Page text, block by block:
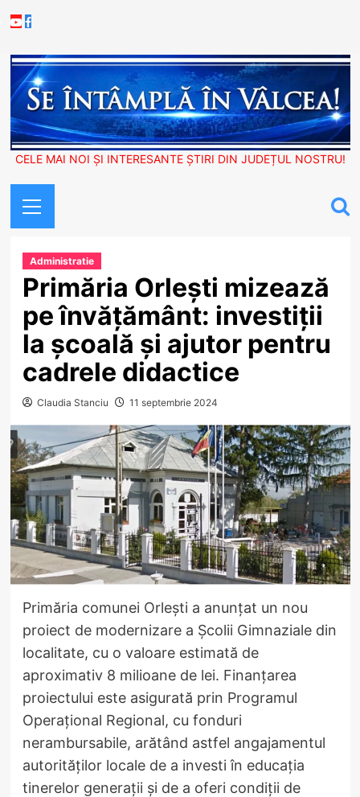
to
Youtube
Facebook
CELE MAI NOI ȘI INTERESANTE ȘTIRI DIN JUDEȚUL NOSTRU!
Menu
Administratie
Primăria Orlești mizează
pe învățământ: investiții
la școală și ajutor pentru
cadrele didactice
Claudia Stanciu 11 septembrie 2024
Primăria comunei Orlești a anunțat un nou
proiect de modernizare a Școlii Gimnaziale din
localitate, cu o valoare estimată de
aproximativ 8 milioane de lei. Finanțarea
proiectului este asigurată prin Programul
Operațional Regional, cu fonduri
nerambursabile, arătând astfel angajamentul
autorităților locale de a investi în educația
tinerelor generații și de a oferi condiții de